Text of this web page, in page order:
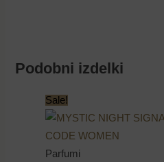
Podobni izdelki
Sale!
Parfumi